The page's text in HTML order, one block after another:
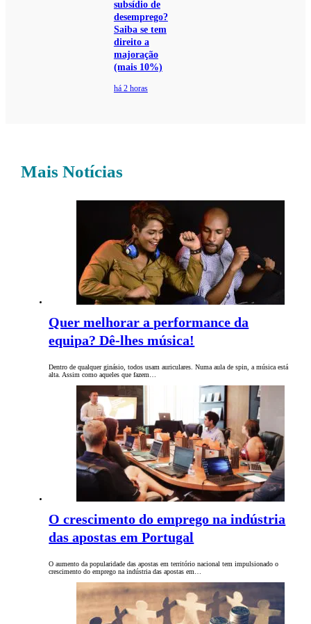
subsídio de
desemprego?
Saiba se tem
direito a
majoração
(mais 10%)
há 2 horas
Mais Notícias
Quer melhorar a performance da
equipa? Dê-lhes música!
Dentro de qualquer ginásio, todos usam auriculares. Numa aula de spin, a música está
alta. Assim como aqueles que fazem…
O crescimento do emprego na indústria
das apostas em Portugal
O aumento da popularidade das apostas em território nacional tem impulsionado o
crescimento do emprego na indústria das apostas em…